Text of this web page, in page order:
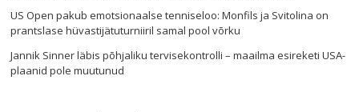
US Open pakub emotsionaalse tenniseloo: Monfils ja Svitolina on
prantslase hüvastijätuturniiril samal pool võrku
Jannik Sinner läbis põhjaliku tervisekontrolli – maailma esireketi USA-
plaanid pole muutunud